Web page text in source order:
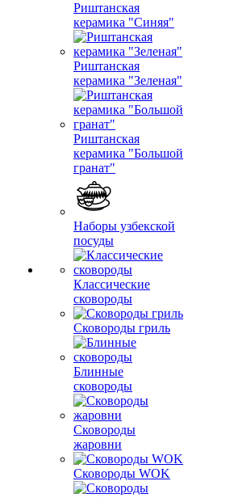
Риштанская
керамика "Синяя"
Риштанская
керамика "Зеленая"
Риштанская
керамика "Большой
гранат"
Наборы узбекской
посуды
Классические
сковороды
Сковороды гриль
Блинные
сковороды
Сковороды
жаровни
Сковороды WOK